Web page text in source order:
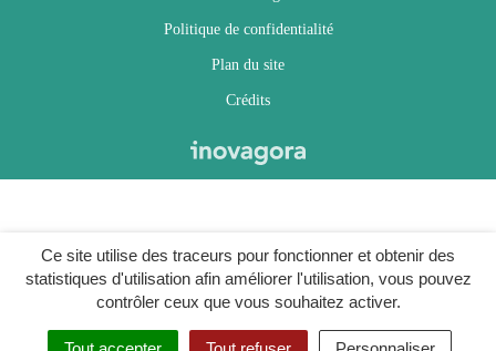
Ce site utilise des traceurs pour fonctionner et obtenir des
statistiques d'utilisation afin améliorer l'utilisation, vous pouvez
contrôler ceux que vous souhaitez activer.
Politique de confidentialité
Plan du site
Crédits